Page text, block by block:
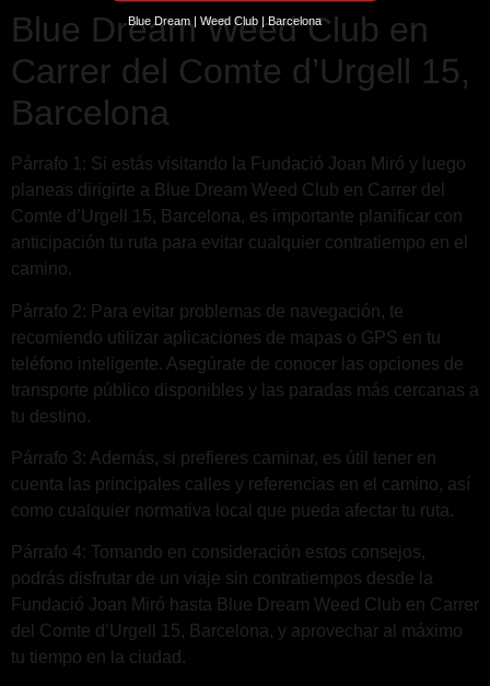
Blue Dream Weed Club en
Carrer del Comte d’Urgell 15,
Barcelona
Párrafo 1: Si estás visitando la Fundació Joan Miró y luego
planeas dirigirte a Blue Dream Weed Club en Carrer del
Comte d’Urgell 15, Barcelona, es importante planificar con
anticipación tu ruta para evitar cualquier contratiempo en el
camino.
Párrafo 2: Para evitar problemas de navegación, te
recomiendo utilizar aplicaciones de mapas o GPS en tu
teléfono inteligente. Asegúrate de conocer las opciones de
transporte público disponibles y las paradas más cercanas a
tu destino.
Párrafo 3: Además, si prefieres caminar, es útil tener en
cuenta las principales calles y referencias en el camino, así
como cualquier normativa local que pueda afectar tu ruta.
Párrafo 4: Tomando en consideración estos consejos,
podrás disfrutar de un viaje sin contratiempos desde la
Fundació Joan Miró hasta Blue Dream Weed Club en Carrer
del Comte d’Urgell 15, Barcelona, y aprovechar al máximo
tu tiempo en la ciudad.
Blue Dream | Weed Club | Barcelona